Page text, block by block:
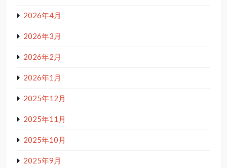
2026年4月
2026年3月
2026年2月
2026年1月
2025年12月
2025年11月
2025年10月
2025年9月